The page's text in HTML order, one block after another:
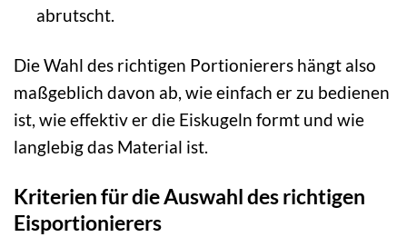
abrutscht.
Die Wahl des richtigen Portionierers hängt also
maßgeblich davon ab, wie einfach er zu bedienen
ist, wie effektiv er die Eiskugeln formt und wie
langlebig das Material ist.
Kriterien für die Auswahl des richtigen
Eisportionierers